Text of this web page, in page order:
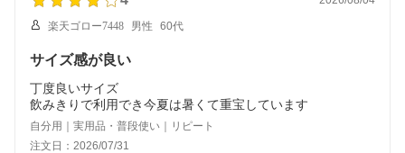
楽天ゴロー7448 男性 60代
サイズ感が良い
丁度良いサイズ
飲みきりで利用でき今夏は暑くて重宝しています
自分用｜実用品・普段使い｜リピート
注文日：2026/07/31